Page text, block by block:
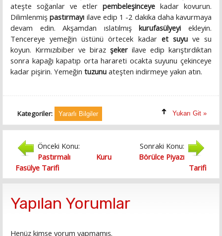
ateşte soğanlar ve etler pembeleşinceye kadar kovurun.
Dilimlenmişpastırmayı ilave edip 1 -2 dakika daha kavurmaya
devam edin. Akşamdan ıslatılmışkurufasülyeyi ekleyin.
Tencereye yemeğin üstünü örtecek kadar et suyuve su
koyun. Kırmızıbiber ve biraz şeker ilave edip karıştırdıktan
sonra kapağı kapatıp orta harareti ocakta suyunu çekinceye
kadar pişirin. Yemeğin tuzunu ateşten indirmeye yakın atın.
Kategoriler: Yararlı Bilgiler Yukarı Git »
Önceki Konu:
Pastırmalı Kuru
Fasülye Tarifi
Sonraki Konu:
Börülce Piyazı
Tarifi
Yapılan Yorumlar
Henüz kimse yorum yapmamış.